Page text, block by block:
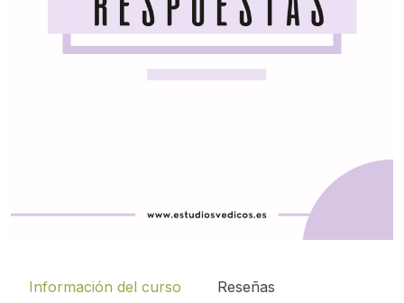
Información del curso Reseñas